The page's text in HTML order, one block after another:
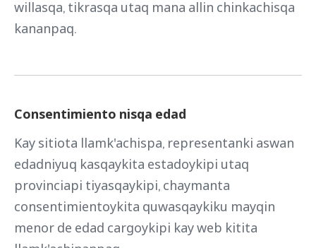
willasqa, tikrasqa utaq mana allin chinkachisqa
kananpaq.
Consentimiento nisqa edad
Kay sitiota llamk'achispa, representanki aswan
edadniyuq kasqaykita estadoykipi utaq
provinciapi tiyasqaykipi, chaymanta
consentimientoykita quwasqaykiku mayqin
menor de edad cargoykipi kay web kitita